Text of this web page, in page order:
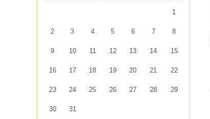
1
2 3 4 5 6 7 8
9 10 11 12 13 14 15
16 17 18 19 20 21 22
23 24 25 26 27 28 29
30 31